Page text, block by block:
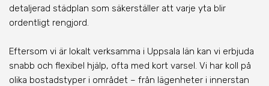
detaljerad städplan som säkerställer att varje yta blir
ordentligt rengjord.
Eftersom vi är lokalt verksamma i Uppsala län kan vi erbjuda
snabb och flexibel hjälp, ofta med kort varsel. Vi har koll på
olika bostadstyper i området – från lägenheter i innerstan